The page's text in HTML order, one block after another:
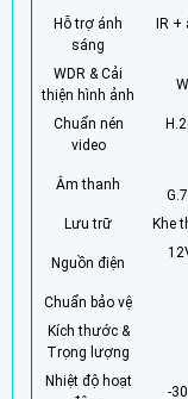
Hỗ trợ ánh
sáng
IR +
WDR & Cải
thiện hình ảnh
Chuẩn nén
video
Âm thanh
Lưu trữ
Khe
Nguồn điện
Chuẩn bảo vệ
Kích thước &
Trọng lượng
Nhiệt độ hoạt
-